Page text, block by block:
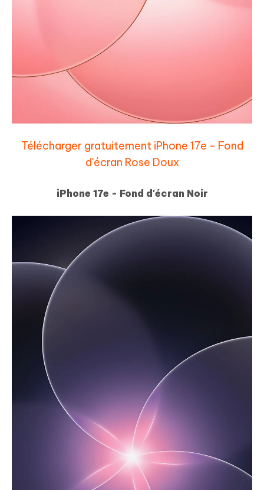
Télécharger gratuitement iPhone 17e - Fond
d'écran Rose Doux
iPhone 17e - Fond d'écran Noir